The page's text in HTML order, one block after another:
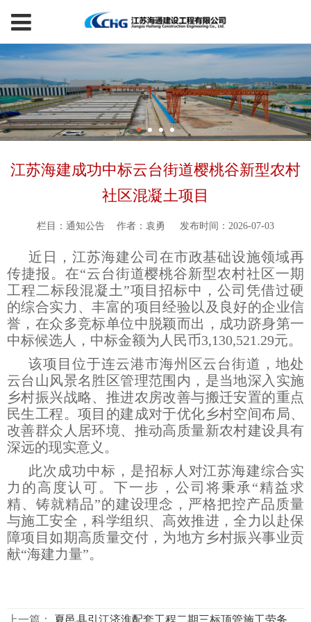
江苏海建成功中标云台街道樱桃谷新型农村
社区混凝土项目
栏目：通知公告 作者：袁勇 发布时间：2026-07-03
近日，江苏海建公司在市政基础设施领域再
传捷报。在“云台街道樱桃谷新型农村社区一期
工程二标段混凝土”项目招标中，公司凭借过硬
的综合实力、丰富的项目经验以及良好的企业信
誉，在众多竞标单位中脱颖而出，成功跻身第一
中标候选人，中标金额为人民币3,130,521.29元。
该项目位于连云港市海州区云台街道，地处
云台山风景名胜区管理范围内，是当地深入实施
乡村振兴战略、推进农房改善与搬迁安置的重点
民生工程。项目的建成对于优化乡村空间布局、
改善群众人居环境、推动高质量新农村建设具有
深远的现实意义。
此次成功中标，是招标人对江苏海建综合实
力的高度认可。下一步，公司将秉承“精益求
精、铸就精品”的建设理念，严格把控产品质量
与施工安全，科学组织、高效推进，全力以赴保
障项目如期高质量交付，为地方乡村振兴事业贡
献“海建力量”。
上一篇： 夏邑县引江济淮配套工程二期三标顶管施工劳务招标公告